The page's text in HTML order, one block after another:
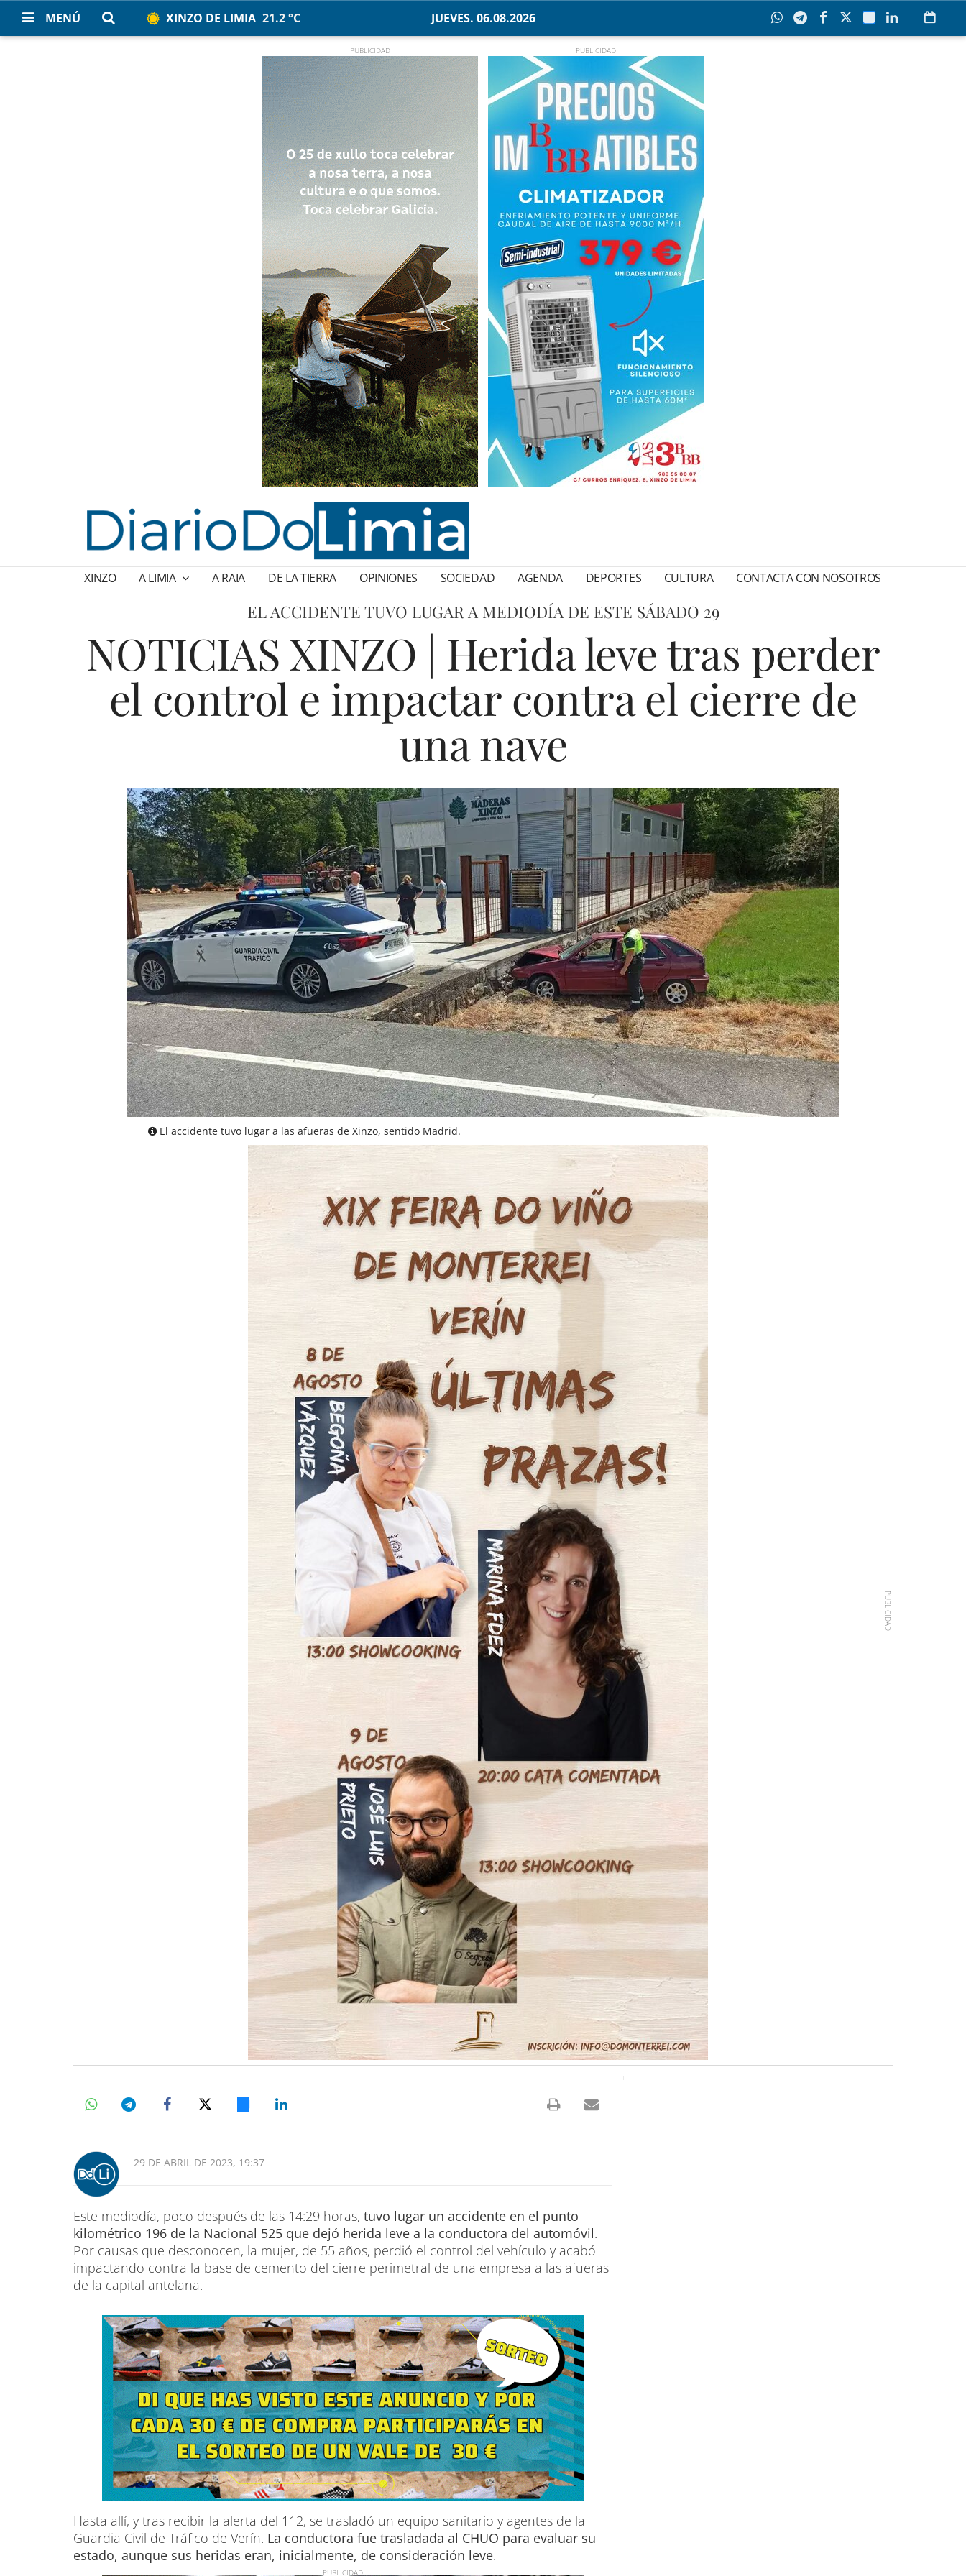
MENÚ XINZO DE LIMIA 21.2 °C JUEVES. 06.08.2026
XINZO A LIMIA A RAIA DE LA TIERRA OPINIONES SOCIEDAD AGENDA DEPORTES CULTURA CONTACTA CON NOSOTROS
EL ACCIDENTE TUVO LUGAR A MEDIODÍA DE ESTE SÁBADO 29
NOTICIAS XINZO | Herida leve tras perder
el control e impactar contra el cierre de
una nave
El accidente tuvo lugar a las afueras de Xinzo, sentido Madrid.
29 DE ABRIL DE 2023, 19:37
Este mediodía, poco después de las 14:29 horas, tuvo lugar un accidente en el punto
kilométrico 196 de la Nacional 525 que dejó herida leve a la conductora del automóvil.
Por causas que desconocen, la mujer, de 55 años, perdió el control del vehículo y acabó
impactando contra la base de cemento del cierre perimetral de una empresa a las afueras
de la capital antelana.
Hasta allí, y tras recibir la alerta del 112, se trasladó un equipo sanitario y agentes de la
Guardia Civil de Tráfico de Verín. La conductora fue trasladada al CHUO para evaluar su
estado, aunque sus heridas eran, inicialmente, de consideración leve.